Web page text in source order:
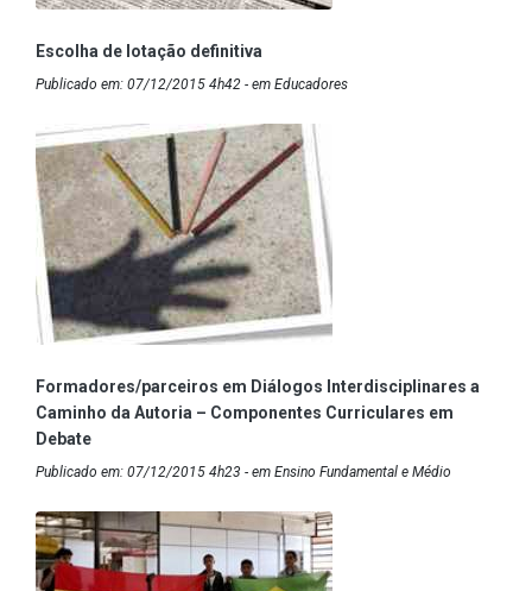
Escolha de lotação definitiva
Publicado em: 07/12/2015 4h42 - em Educadores
Formadores/parceiros em Diálogos Interdisciplinares a
Caminho da Autoria – Componentes Curriculares em
Debate
Publicado em: 07/12/2015 4h23 - em Ensino Fundamental e Médio